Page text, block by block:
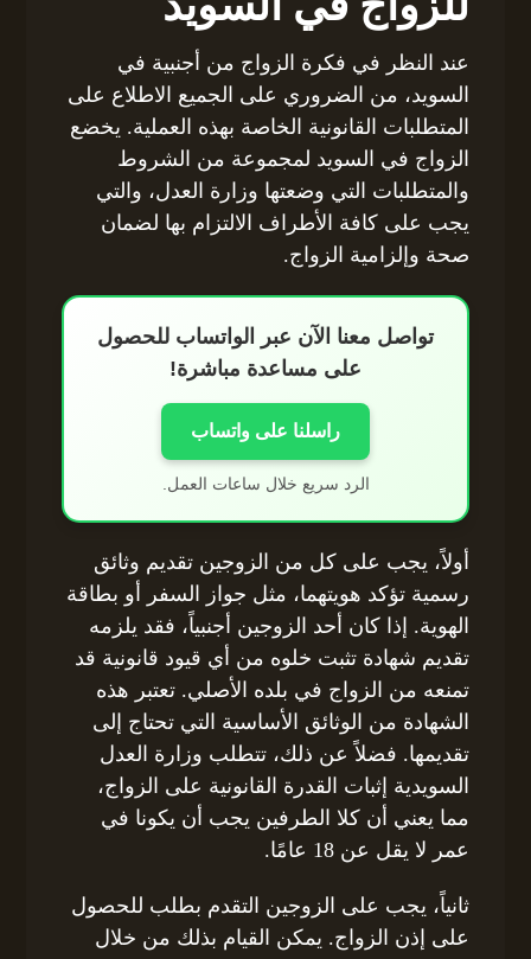
عند النظر في فكرة الزواج من أجنبية في
السويد، من الضروري على الجميع الاطلاع على
المتطلبات القانونية الخاصة بهذه العملية. يخضع
الزواج في السويد لمجموعة من الشروط
والمتطلبات التي وضعتها وزارة العدل، والتي
يجب على كافة الأطراف الالتزام بها لضمان
صحة وإلزامية الزواج.
تواصل معنا الآن عبر الواتساب للحصول
على مساعدة مباشرة!
راسلنا على واتساب
الرد سريع خلال ساعات العمل.
أولاً، يجب على كل من الزوجين تقديم وثائق
رسمية تؤكد هويتهما، مثل جواز السفر أو بطاقة
الهوية. إذا كان أحد الزوجين أجنبياً، فقد يلزمه
تقديم شهادة تثبت خلوه من أي قيود قانونية قد
تمنعه من الزواج في بلده الأصلي. تعتبر هذه
الشهادة من الوثائق الأساسية التي تحتاج إلى
تقديمها. فضلاً عن ذلك، تتطلب وزارة العدل
السويدية إثبات القدرة القانونية على الزواج،
مما يعني أن كلا الطرفين يجب أن يكونا في
عمر لا يقل عن 18 عامًا.
ثانياً، يجب على الزوجين التقدم بطلب للحصول
على إذن الزواج. يمكن القيام بذلك من خلال